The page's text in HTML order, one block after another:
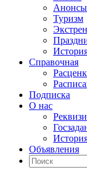
Туризм
Справочная
Подписка
О нас
Объявления
Поиск
Искать: